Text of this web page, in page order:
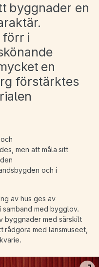
byggnader en
förr i
en
förstärktes
men att måla sitt
och i
av hus ges av
samband med bygglov.
byggnader med särskilt
med länsmuseet,